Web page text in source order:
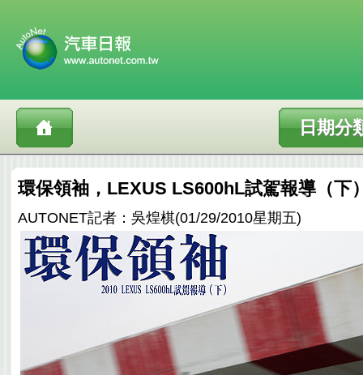
日期分
環保領袖，LEXUS LS600hL試駕報導（下
AUTONET記者：吳煌棋(01/29/2010星期五)